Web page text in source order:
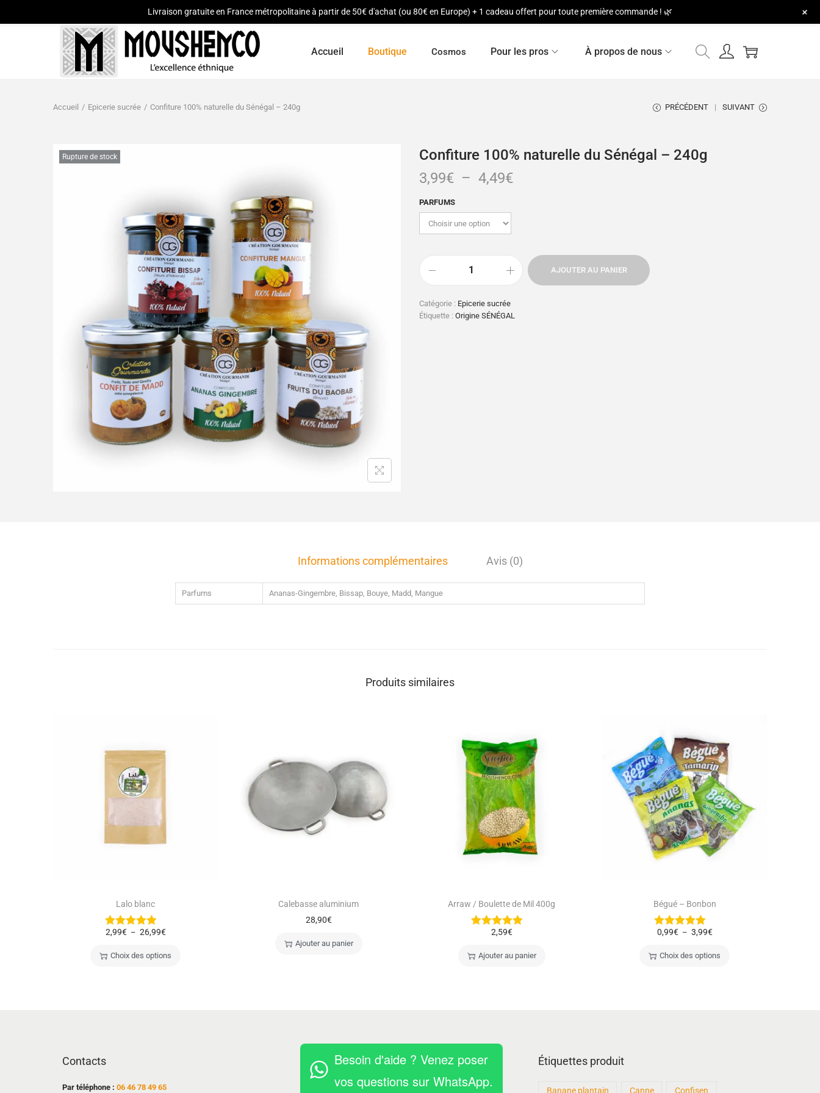
Accueil Boutique Cosmos Pour les pros À propos de nous
Accueil / Epicerie sucrée / Confiture 100% naturelle du Sénégal – 240g PRÉCÉDENT SUIVANT
Rupture de stock
Confiture 100% naturelle du Sénégal – 240g
3,99€ – 4,49€
PARFUMS
AJOUTER AU PANIER
Catégorie : Epicerie sucrée
Étiquette : Origine SÉNÉGAL
Informations complémentaires Avis (0)
Parfums Ananas-Gingembre, Bissap, Bouye, Madd, Mangue
Produits similaires
Lalo blanc
2,99€ – 26,99€
Choix des options
Calebasse aluminium
28,90€
Ajouter au panier
Arraw / Boulette de Mil 400g
2,59€
Ajouter au panier
Bégué – Bonbon
0,99€ – 3,99€
Choix des options
Contacts
Par téléphone : 06 46 78 49 65
Besoin d'aide ? Venez poser
vos questions sur WhatsApp.
Étiquettes produit
Banane plantain Canne Confisen
Livraison gratuite en France métropolitaine à partir de 50€ d'achat (ou 80€ en Europe) + 1 cadeau offert pour toute première commande ! 🌿 +